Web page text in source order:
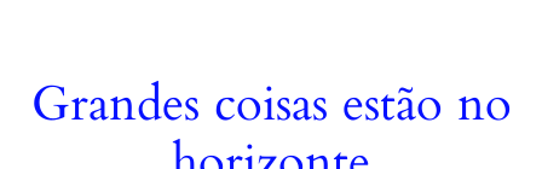
Grandes coisas estão no